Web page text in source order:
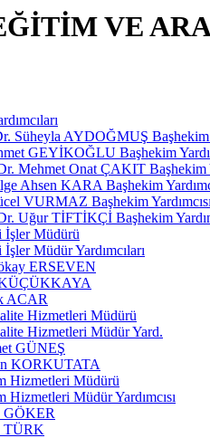
VE
Süheyla AYDOĞMUŞ Başhekim
GEYİKOĞLU Başhekim
Mehmet Onat ÇAKIT Başhekim
Ahsen KARA Başhekim
VURMAZ Başhekim Yardımcısı
Uğur TİFTİKÇİ Başhekim
İşler Müdürü
Müdür Yardımcıları
ERSEVEN
ACAR
Hizmetleri Müdürü
Hizmetleri Müdür Yard.
GÜNEŞ
KORKUTATA
Hizmetleri Müdürü
Hizmetleri Müdür Yardımcısı
GÖKER
TÜRK